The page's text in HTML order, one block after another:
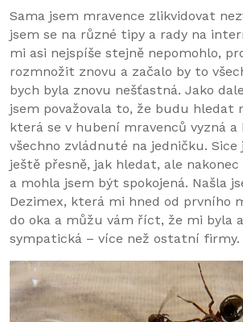
Sama jsem mravence zlikvidovat
jsem se na různé tipy a rady na
mi asi nejspíše stejně nepomohlo,
rozmnožit znovu a začalo by to
bych byla znovu nešťastná. Jako
jsem považovala to, že budu hledat
která se v hubení mravenců vyzná
všechno zvládnuté na jedničku. Sice
ještě přesně, jak hledat, ale
a mohla jsem být spokojená. Našla
Dezimex, která mi hned od prvního
do oka a můžu vám říct, že mi byla
sympatická – více než ostatní firmy.